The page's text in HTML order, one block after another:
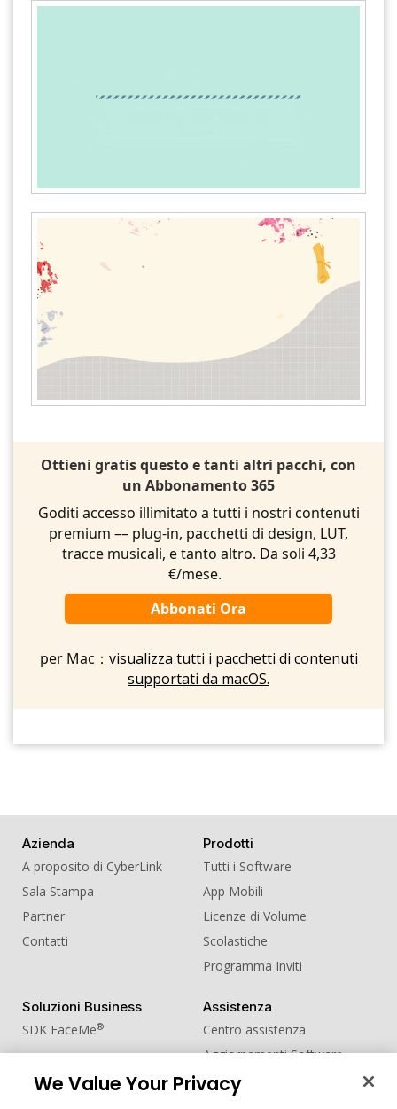
Ottieni gratis questo e tanti altri pacchi, con
un Abbonamento 365
Goditi accesso illimitato a tutti i nostri contenuti
premium –– plug-in, pacchetti di design, LUT,
tracce musicali, e tanto altro. Da soli 4,33
€/mese.
Abbonati Ora
per Mac： visualizza tutti i pacchetti di contenuti
supportati da macOS.
Azienda
A proposito di CyberLink
Sala Stampa
Partner
Contatti
Prodotti
Tutti i Software
App Mobili
Licenze di Volume
Scolastiche
Programma Inviti
Soluzioni Business
SDK FaceMe®
Assistenza
Centro assistenza
Aggiornamenti Software
Centro Apprendimento
We Value Your Privacy